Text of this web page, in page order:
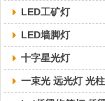
LED工矿灯
LED墙脚灯
十字星光灯
一束光 远光灯 光